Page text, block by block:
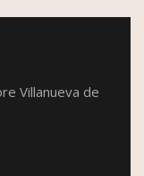
Villanueva de